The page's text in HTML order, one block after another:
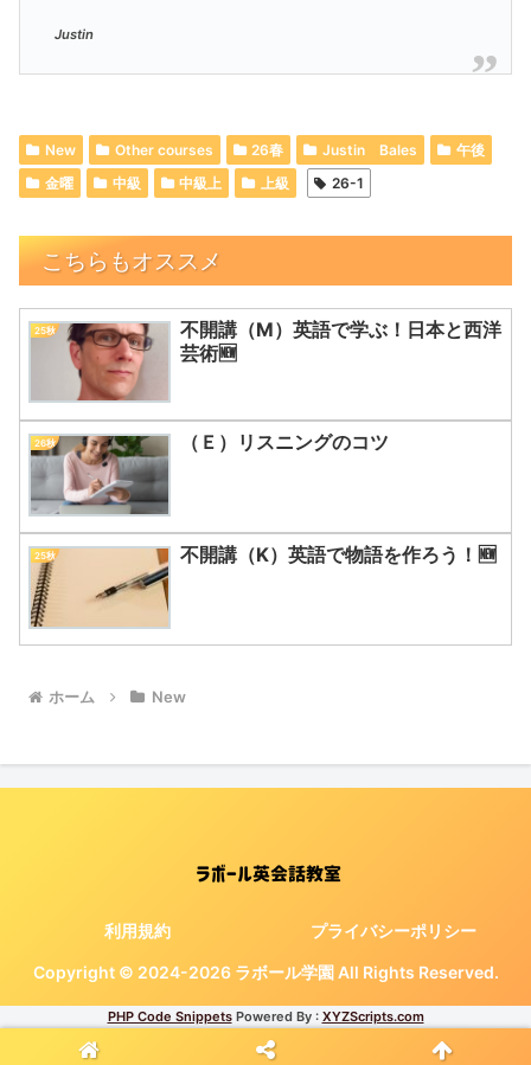
Justin
New Other courses 26春 Justin Bales
午後
金曜
中級 中級上 上級 26-1
こちらもオススメ
25秋
不開講（M）英語で学ぶ！日本と西洋
芸術🆕
26秋 （Ｅ）リスニングのコツ
25秋 不開講（K）英語で物語を作ろう！🆕
ホーム New
利用規約 プライバシーポリシー
Copyright © 2024-2026 ラボール学園 All Rights Reserved.
PHP Code SnippetsPowered By : XYZScripts.com